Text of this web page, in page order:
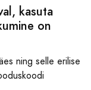
kasuta
on
ning selle erilise